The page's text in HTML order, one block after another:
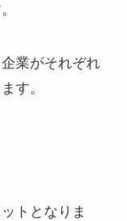
業がそれぞれ
す。
トとなりま